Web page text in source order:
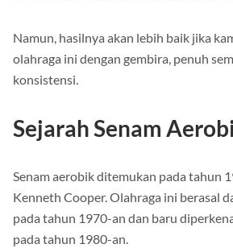
Namun, hasilnya akan lebih baik jika
olahraga ini dengan gembira, penuh
konsistensi.
Sejarah Senam
Senam aerobik ditemukan pada tahun
Kenneth Cooper. Olahraga ini berasal
pada tahun 1970-an dan baru
pada tahun 1980-an.